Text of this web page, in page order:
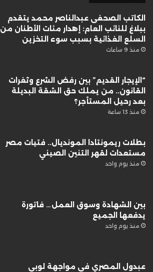
الكاتب الصحفى عبدالناصر محمد يتقدم
ببلاغ للنائب العام: إهدار مئات الأطنان من
السلع الغذائية بسبب سوء التخزين
منذ 9 ساعات
“الإيجار القديم” بين رفض الشرع وثغرات
القانون.. من يملك حق الشقة البديلة
بعد رحيل المستأجر؟
منذ 13 ساعة
بطلات ريمونتادا المونديال.. فتيات مصر
مستعدات لقهر التنين الصيني
منذ يوم واحد
بين الشهادة وسوق العمل… فاتورة
يدفعها الجميع
منذ يوم واحد
عبدول المصري في مواجهة لوبي